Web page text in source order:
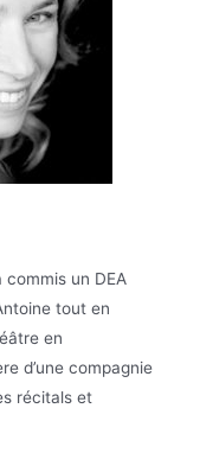
commis un DEA
tout en
en
d’une compagnie
récitals et